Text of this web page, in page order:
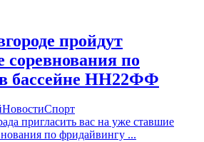
пройдут
по
бассейне НН22ФФ
НовостиСпорт
пригласить вас на уже ставшие
по фридайвингу ...